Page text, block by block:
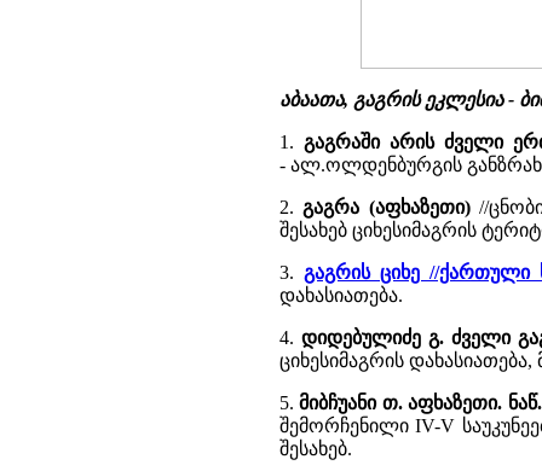
აბაათა, გაგრის ეკლესია -
1. გაგრაში არის ძველი
- ალ.ოლდენბურგის
2.გაგრა (აფხაზეთი)//
შესახებ ციხესიმაგრის
3. გაგრის ციხე //ქართული
დახასიათება.
4. დიდებულიძე გ. ძველი
ციხესიმაგრის
5.მიბჩუანი თ. აფხაზეთი.
შემორჩენილი IV-V
შესახებ.